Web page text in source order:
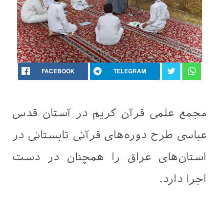
FACEBOOK TELEGRAM
مجمع علمی قرآن کریم در آستان قدس
عباسی طرح دوره‌های قرآنی تابستانی در
استان‌های عراق را همچنان در دست
اجرا دارد.